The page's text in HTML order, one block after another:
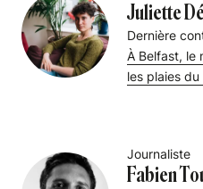
Juliette
Dernière
À Belfast, le
les plaies
Journaliste
Fabien